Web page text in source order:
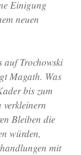
Einigung
neuen
auf Trochowski
Magath. Was
bis zum
verkleinern
Bleiben die
würden,
mit